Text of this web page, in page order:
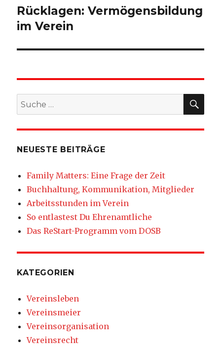
Rücklagen: Vermögensbildung
im Verein
Suche
nach:
NEUESTE BEITRÄGE
Family Matters: Eine Frage der Zeit
Buchhaltung, Kommunikation, Mitglieder
Arbeitsstunden im Verein
So entlastest Du Ehrenamtliche
Das ReStart-Programm vom DOSB
KATEGORIEN
Vereinsleben
Vereinsmeier
Vereinsorganisation
Vereinsrecht